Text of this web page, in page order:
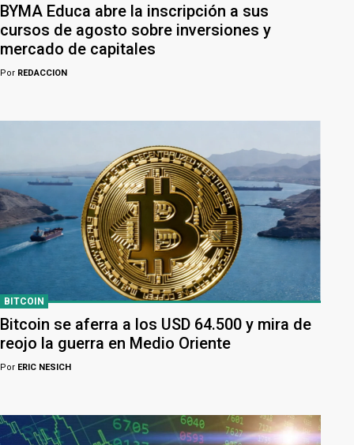
BYMA Educa abre la inscripción a sus
cursos de agosto sobre inversiones y
mercado de capitales
Por REDACCION
BITCOIN
Bitcoin se aferra a los USD 64.500 y mira de
reojo la guerra en Medio Oriente
Por ERIC NESICH